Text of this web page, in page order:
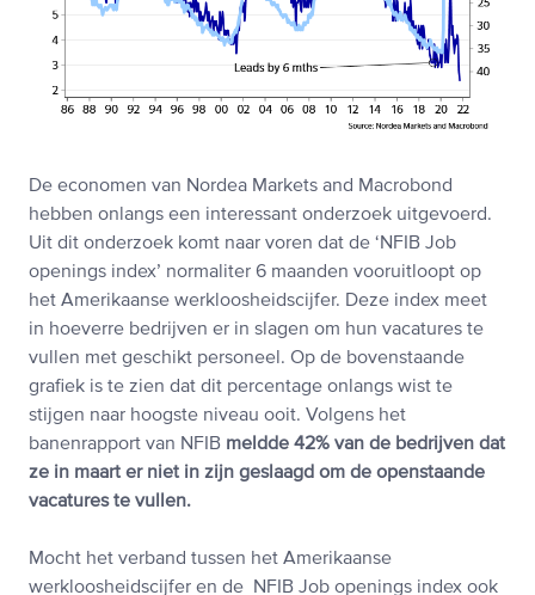
De economen van Nordea Markets and Macrobond
hebben onlangs een interessant onderzoek uitgevoerd.
Uit dit onderzoek komt naar voren dat de ‘NFIB Job
openings index’ normaliter 6 maanden vooruitloopt op
het Amerikaanse werkloosheidscijfer. Deze index meet
in hoeverre bedrijven er in slagen om hun vacatures te
vullen met geschikt personeel. Op de bovenstaande
grafiek is te zien dat dit percentage onlangs wist te
stijgen naar hoogste niveau ooit. Volgens het
banenrapport van NFIB meldde 42% van de bedrijven dat
ze in maart er niet in zijn geslaagd om de openstaande
vacatures te vullen.
Mocht het verband tussen het Amerikaanse
werkloosheidscijfer en de NFIB Job openings index ook